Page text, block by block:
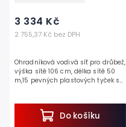
2 755,37 Kč bez DPH
3 334 Kč
Do košíku
Ohradníková vodivá síť pro drůbež,
výška sítě 106 cm, délka sítě 50
m,15 pevných plastových tyček s
konstrukci...